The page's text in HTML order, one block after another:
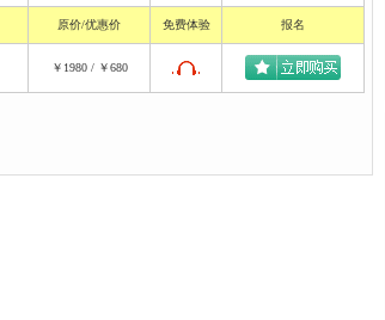
原价/优惠价 免费体验 报名
￥1980 / ￥680